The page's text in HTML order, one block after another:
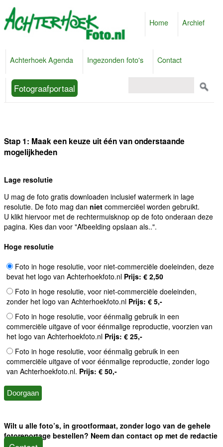
Home Archief
Achterhoek Agenda Ingezonden foto's Contact
Fotograafportaal
Stap 1: Maak een keuze uit één van onderstaande
mogelijkheden
Lage resolutie
U mag de foto gratis downloaden inclusief watermerk in lage
resolutie. De foto mag dan niet commerciëel worden gebruikt.
U klikt hiervoor met de rechtermuisknop op de foto onderaan deze
pagina. Kies dan voor "Afbeelding opslaan als..".
Hoge resolutie
Foto in hoge resolutie, voor niet-commerciële doeleinden, deze
bevat het logo van Achterhoekfoto.nl Prijs: € 2,50
Foto in hoge resolutie, voor niet-commerciële doeleinden,
zonder het logo van Achterhoekfoto.nl Prijs: € 5,-
Foto in hoge resolutie, voor éénmalig gebruik in een
commerciële uitgave of voor éénmalige reproductie, voorzien van
het logo van Achterhoekfoto.nl Prijs: € 25,-
Foto in hoge resolutie, voor éénmalig gebruik in een
commerciële uitgave of voor éénmalige reproductie, zonder logo
van Achterhoekfoto.nl. Prijs: € 50,-
Wilt u alle foto’s, in grootformaat, zonder logo van de gehele
fotoreportage bestellen? Neem dan contact op met de redactie